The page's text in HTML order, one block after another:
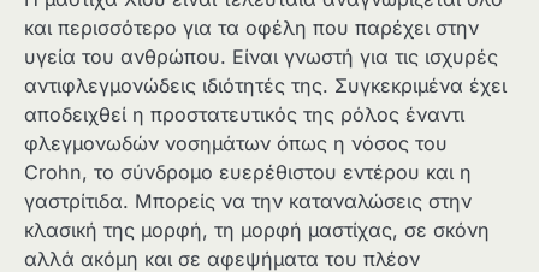
και περισσότερο για τα οφέλη που παρέχει στην
υγεία του ανθρώπου. Είναι γνωστή για τις ισχυρές
αντιφλεγμονώδεις ιδιότητές της. Συγκεκριμένα έχει
αποδειχθεί η προστατευτικός της ρόλος έναντι
φλεγμονωδών νοσημάτων όπως η νόσος του
Crohn, το σύνδρομο ευερέθιστου εντέρου και η
γαστρίτιδα. Μπορείς να την καταναλώσεις στην
κλασική της μορφή, τη μορφή μαστίχας, σε σκόνη
αλλά ακόμη και σε αφεψήματα του πλέον